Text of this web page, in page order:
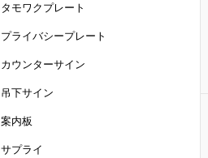
タモワクプレート
プライバシープレート
カウンターサイン
吊下サイン
案内板
サプライ